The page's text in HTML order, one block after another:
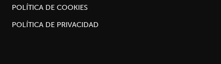
POLÍTICA DE COOKIES
POLÍTICA DE PRIVACIDAD